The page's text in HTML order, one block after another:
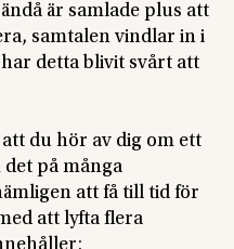
är samlade plus att
samtalen vindlar in i
detta blivit svårt att
att du hör av dig om ett
på många
att få till tid för
att lyfta flera